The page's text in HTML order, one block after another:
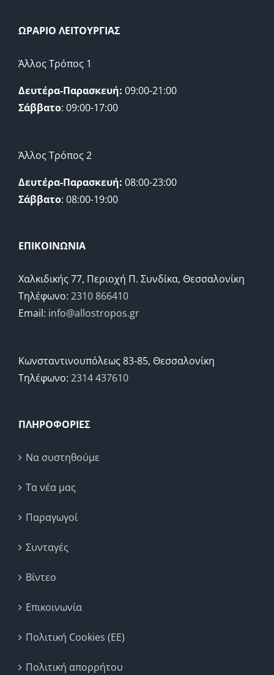
ΩΡΑΡΙΟ ΛΕΙΤΟΥΡΓΙΑΣ
Άλλος Τρόπος 1
Δευτέρα-Παρασκευή: 09:00-21:00
Σάββατο: 09:00-17:00
Άλλος Τρόπος 2
Δευτέρα-Παρασκευή: 08:00-23:00
Σάββατο: 08:00-19:00
ΕΠΙΚΟΙΝΩΝΙΑ
Χαλκιδικής 77, Περιοχή Π. Συνδίκα, Θεσσαλονίκη
Τηλέφωνο: 2310 866410
Email: info@allostropos.gr
Κωνσταντινουπόλεως 83-85, Θεσσαλονίκη
Τηλέφωνο: 2314 437610
ΠΛΗΡΟΦΟΡΙΕΣ
Να συστηθούμε
Τα νέα μας
Παραγωγοί
Συνταγές
Βίντεο
Επικοινωνία
Πολιτική Cookies (ΕΕ)
Πολιτική απορρήτου